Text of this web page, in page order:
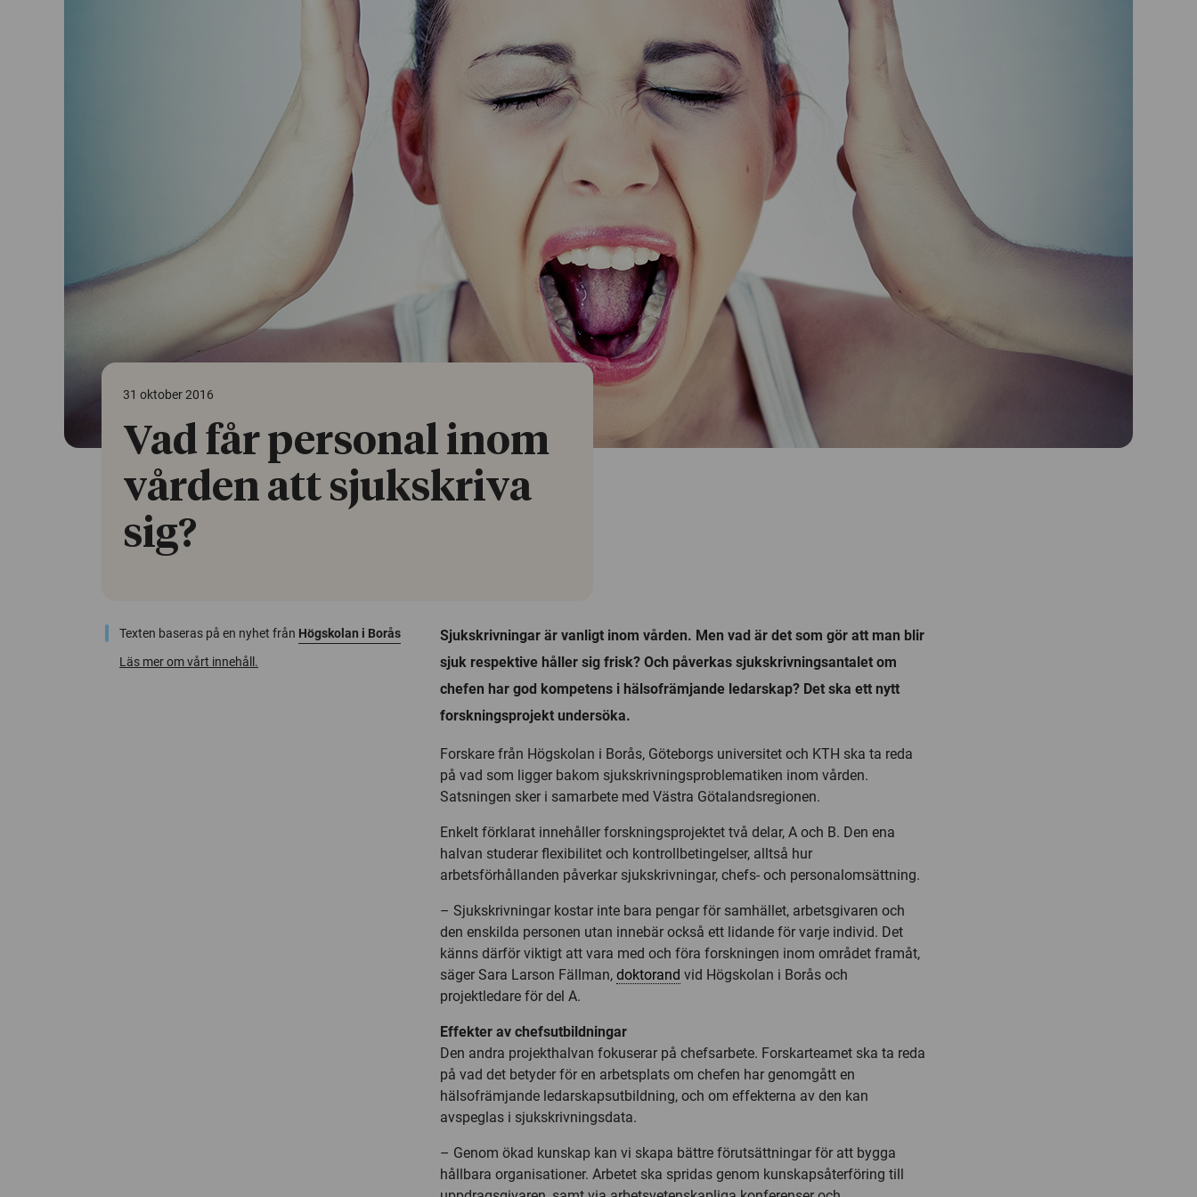
31 oktober 2016
Vad får personal inom
vården att sjukskriva
sig?
Texten baseras på en nyhet från Högskolan i Borås
Läs mer om vårt innehåll.
Sjukskrivningar är vanligt inom vården. Men vad är det som gör att man blir
sjuk respektive håller sig frisk? Och påverkas sjukskrivningsantalet om
chefen har god kompetens i hälsofrämjande ledarskap? Det ska ett nytt
forskningsprojekt undersöka.
Forskare från Högskolan i Borås, Göteborgs universitet och KTH ska ta reda
på vad som ligger bakom sjukskrivningsproblematiken inom vården.
Satsningen sker i samarbete med Västra Götalandsregionen.
Enkelt förklarat innehåller forskningsprojektet två delar, A och B. Den ena
halvan studerar flexibilitet och kontrollbetingelser, alltså hur
arbetsförhållanden påverkar sjukskrivningar, chefs- och personalomsättning.
– Sjukskrivningar kostar inte bara pengar för samhället, arbetsgivaren och
den enskilda personen utan innebär också ett lidande för varje individ. Det
känns därför viktigt att vara med och föra forskningen inom området framåt,
säger Sara Larson Fällman, doktorand vid Högskolan i Borås och
projektledare för del A.
Effekter av chefsutbildningar
Den andra projekthalvan fokuserar på chefsarbete. Forskarteamet ska ta reda
på vad det betyder för en arbetsplats om chefen har genomgått en
hälsofrämjande ledarskapsutbildning, och om effekterna av den kan
avspeglas i sjukskrivningsdata.
– Genom ökad kunskap kan vi skapa bättre förutsättningar för att bygga
hållbara organisationer. Arbetet ska spridas genom kunskapsåterföring till